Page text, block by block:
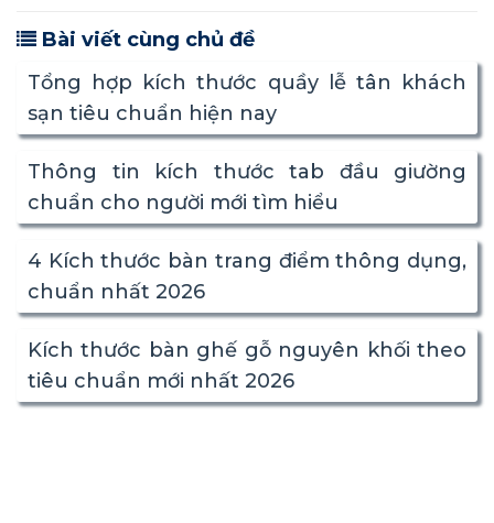
Bài viết cùng chủ đề
Tổng hợp kích thước quầy lễ tân khách
sạn tiêu chuẩn hiện nay
Thông tin kích thước tab đầu giường
chuẩn cho người mới tìm hiểu
4 Kích thước bàn trang điểm thông dụng,
chuẩn nhất 2026
Kích thước bàn ghế gỗ nguyên khối theo
tiêu chuẩn mới nhất 2026